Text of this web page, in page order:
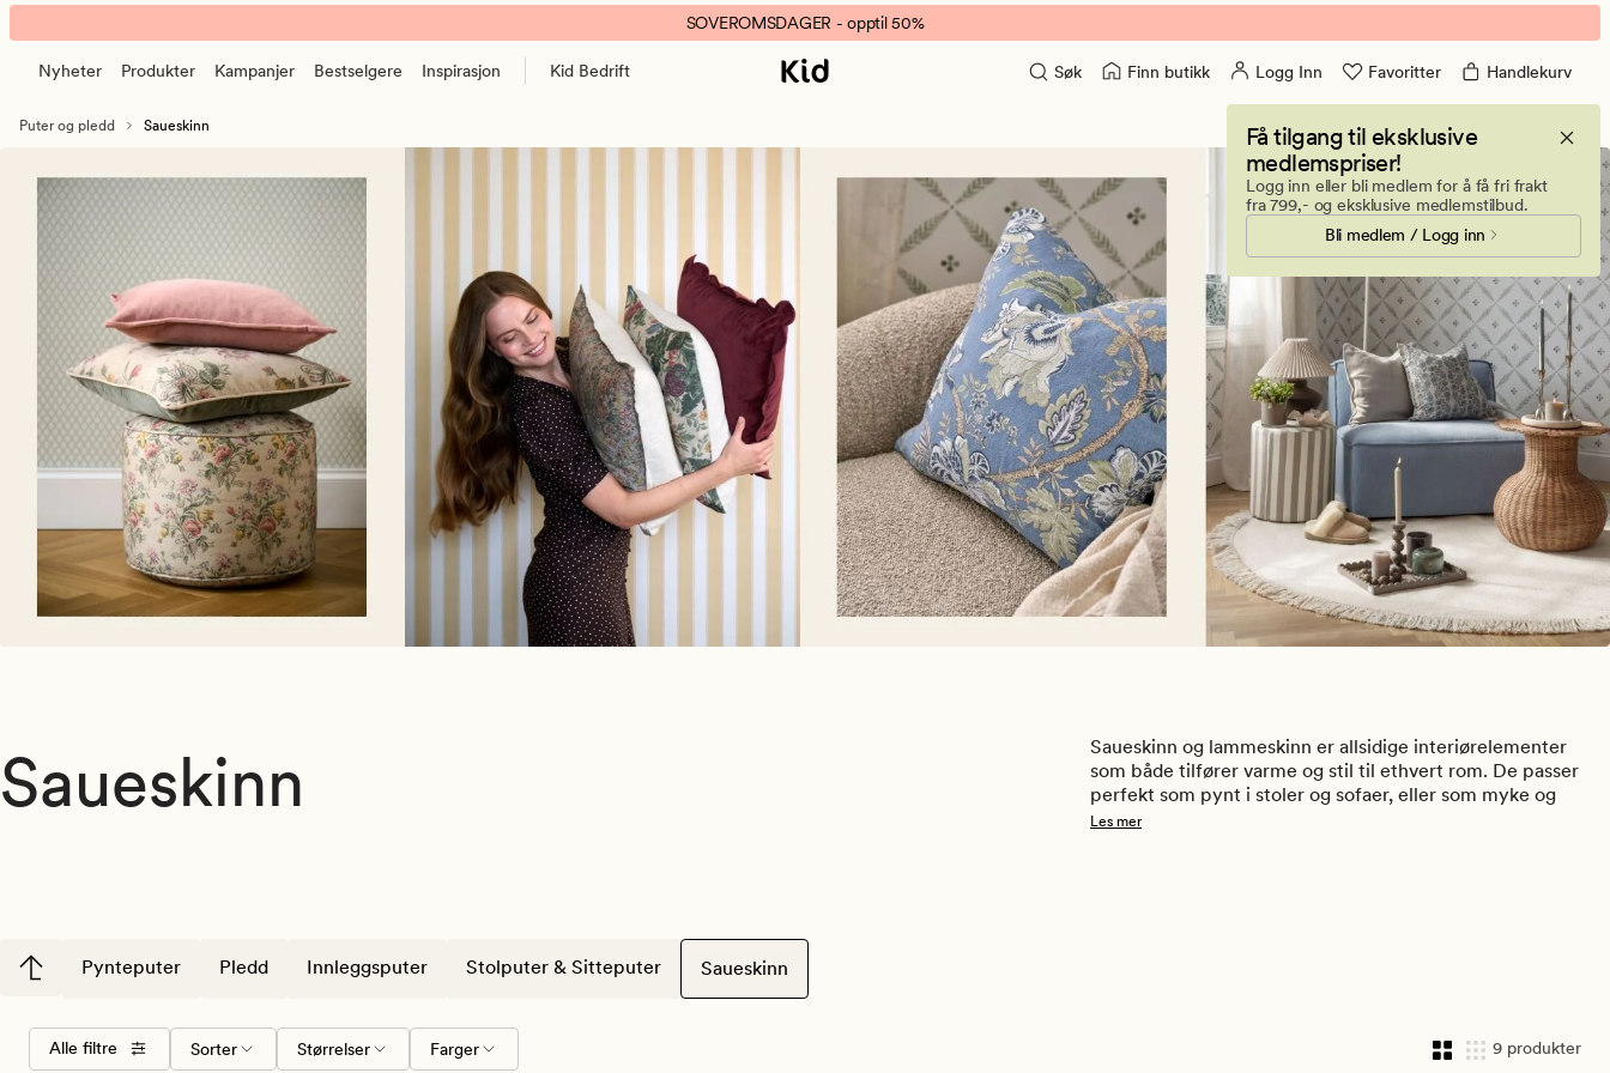
Saueskinn
–
Myke
fine
feller
banner.
Klikk
for
pause.
SOVEROMSDAGER - opptil 50%
Nyheter Produkter Kampanjer Bestselgere Inspirasjon Kid Bedrift Søk Finn butikk Logg Inn Favoritter Handlekurv
Få tilgang til eksklusive
medlemspriser!
Logg inn eller bli medlem for å få fri frakt
fra 799,- og eksklusive medlemstilbud.
Bli medlem / Logg inn
Puter og pledd Saueskinn
Saueskinn
Saueskinn og lammeskinn er allsidige interiørelementer
som både tilfører varme og stil til ethvert rom. De passer
perfekt som pynt i stoler og sofaer, eller som myke og
komfortable sitteunderlag. Våre saueskinn er laget av 100%
Les mer
Pynteputer Pledd Innleggsputer Stolputer & Sitteputer Saueskinn
Alle filtre
Velg
sorteringsrekkefølge
Sorter Størrelser
Størrelser Farger
Farger 9 produkter